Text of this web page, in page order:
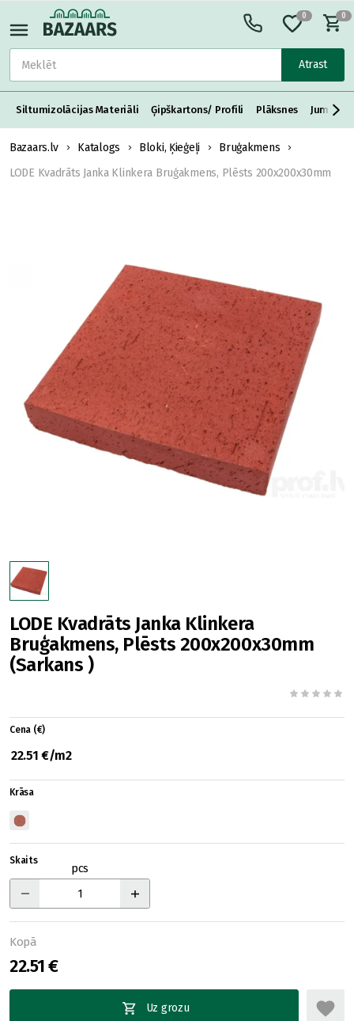
Atrast
0 0
Siltumizolācijas Materiāli Ģipškartons/ Profili Plāksnes Jumta
Bazaars.lv Katalogs Bloki, Ķieģeļi
Bruģakmens
LODE Kvadrāts Janka Klinkera Bruģakmens, Plēsts 200x200x30mm
LODE Kvadrāts Janka Klinkera
Bruģakmens, Plēsts 200x200x30mm
(Sarkans )
Cena (€)
22.51 €/m2
Krāsa
Skaits
pcs
Kopā
22.51 €
Uz grozu